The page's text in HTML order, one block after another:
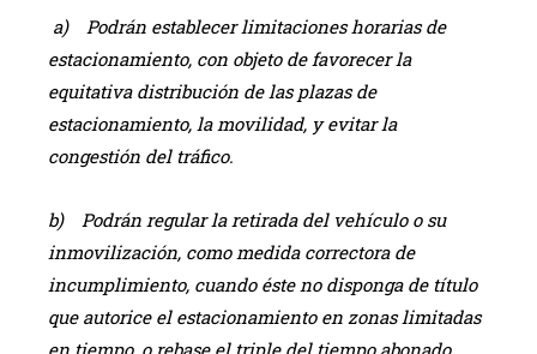
a) Podrán establecer limitaciones horarias de
estacionamiento, con objeto de favorecer la
equitativa distribución de las plazas de
estacionamiento, la movilidad, y evitar la
congestión del tráfico.
b) Podrán regular la retirada del vehículo o su
inmovilización, como medida correctora de
incumplimiento, cuando éste no disponga de título
que autorice el estacionamiento en zonas limitadas